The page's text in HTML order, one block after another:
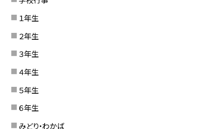
１年生
２年生
３年生
４年生
５年生
６年生
みどり・わかば